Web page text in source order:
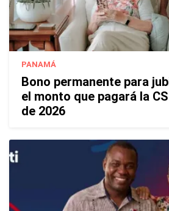
PANAMÁ
Bono permanente para
el monto que pagará la
de 2026